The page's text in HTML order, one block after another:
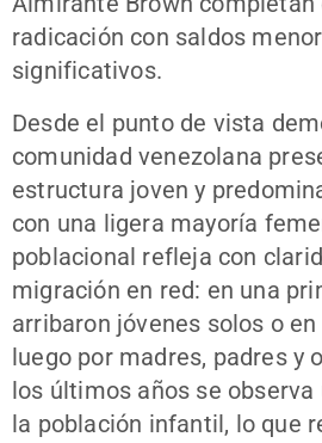
radicación con saldos
significativos.
Desde el punto de vista
comunidad venezolana
estructura joven y
con una ligera mayoría
poblacional refleja con
migración en red: en una
arribaron jóvenes solos o
luego por madres, padres y
los últimos años se
la población infantil, lo que